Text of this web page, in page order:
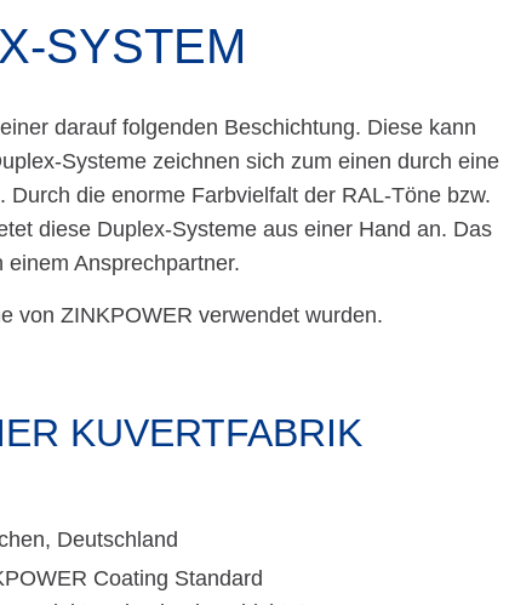
SYSTEM
darauf folgenden Beschichtung. Diese kann
Systeme zeichnen sich zum einen durch eine
die enorme Farbvielfalt der RAL-Töne bzw.
diese Duplex-Systeme aus einer Hand an. Das
Ansprechpartner.
von ZINKPOWER verwendet wurden.
KUVERTFABRIK
Deutschland
Coating Standard